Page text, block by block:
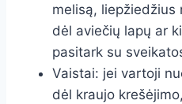
melisą, liepžiedžius
dėl aviečių lapų ar
pasitark su
Vaistai: jei vartoji
dėl kraujo